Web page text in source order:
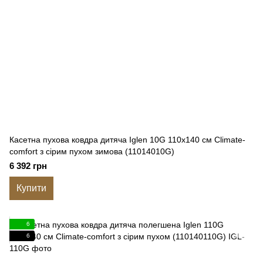
Касетна пухова ковдра дитяча Iglen 10G 110x140 см Climate-
comfort з сірим пухом зимова (11014010G)
6 392 грн
Купити
6
6